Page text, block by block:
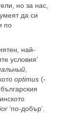
но за нас,
да си
по
най-
условия’
optimus (-
‘по-добър’.